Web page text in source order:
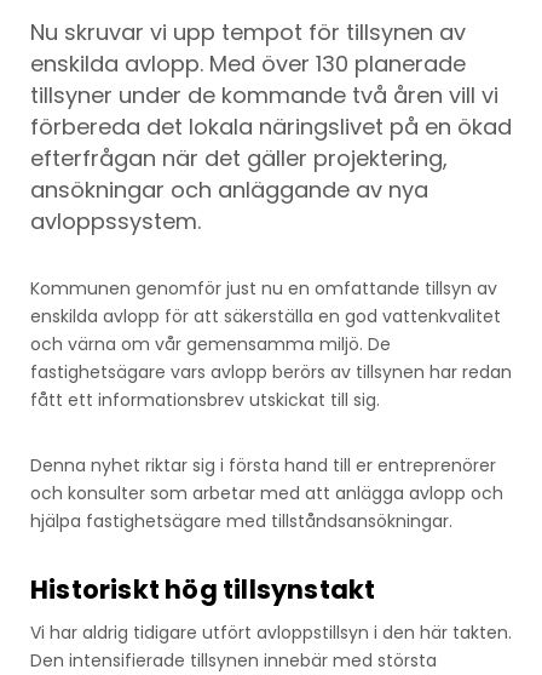
Nu skruvar vi upp tempot för tillsynen av
enskilda avlopp. Med över 130 planerade
tillsyner under de kommande två åren vill vi
förbereda det lokala näringslivet på en ökad
efterfrågan när det gäller projektering,
ansökningar och anläggande av nya
avloppssystem.
Kommunen genomför just nu en omfattande tillsyn av
enskilda avlopp för att säkerställa en god vattenkvalitet
och värna om vår gemensamma miljö. De
fastighetsägare vars avlopp berörs av tillsynen har redan
fått ett informationsbrev utskickat till sig.
Denna nyhet riktar sig i första hand till er entreprenörer
och konsulter som arbetar med att anlägga avlopp och
hjälpa fastighetsägare med tillståndsansökningar.
Historiskt hög tillsynstakt
Vi har aldrig tidigare utfört avloppstillsyn i den här takten.
Den intensifierade tillsynen innebär med största